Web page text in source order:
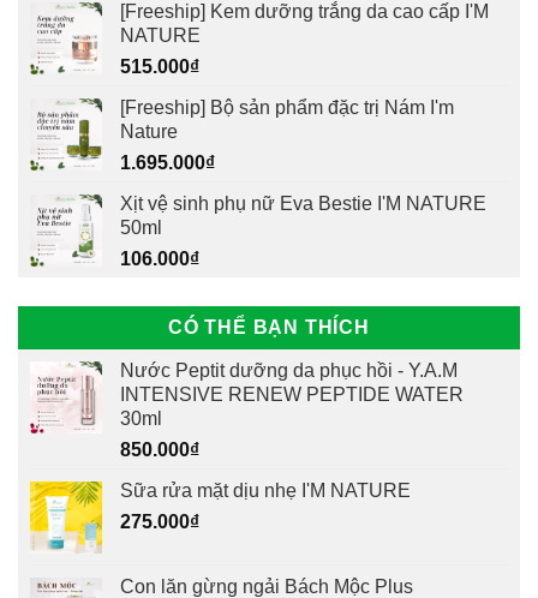
[Freeship] Kem dưỡng trắng da cao cấp I'M
NATURE
515.000₫
[Freeship] Bộ sản phẩm đặc trị Nám I'm
Nature
1.695.000₫
Xịt vệ sinh phụ nữ Eva Bestie I'M NATURE
50ml
106.000₫
CÓ THỂ BẠN THÍCH
Nước Peptit dưỡng da phục hồi - Y.A.M
INTENSIVE RENEW PEPTIDE WATER
30ml
850.000₫
Sữa rửa mặt dịu nhẹ I'M NATURE
275.000₫
Con lăn gừng ngải Bách Mộc Plus